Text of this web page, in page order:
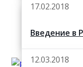
17.02.2018
Введение в
12.03.2018